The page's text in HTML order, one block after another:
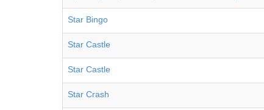
Star Bingo
Star Castle
Star Castle
Star Crash